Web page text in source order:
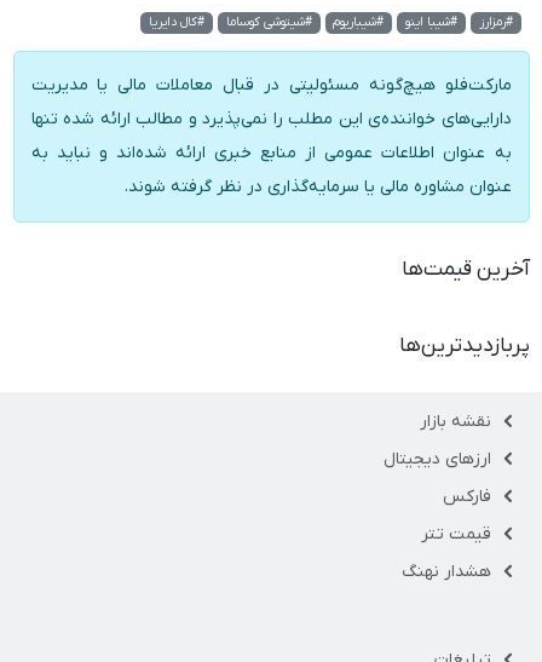
#رمزارز #شیبا اینو #شیباریوم #شیتوشی کوساما #کال دایریا
مارکت‌فلو هیچ‌گونه مسئولیتی در قبال معاملات مالی یا مدیریت
دارایی‌های خواننده‌ی این مطلب را نمی‌پذیرد و مطالب ارائه شده تنها
به عنوان اطلاعات عمومی از منابع خبری ارائه شده‌اند و نباید به
عنوان مشاوره مالی یا سرمایه‌گذاری در نظر گرفته شوند.
آخرین قیمت‌ها
پربازدیدترین‌ها
نقشه بازار
ارزهای دیجیتال
فارکس
قیمت تتر
هشدار نهنگ